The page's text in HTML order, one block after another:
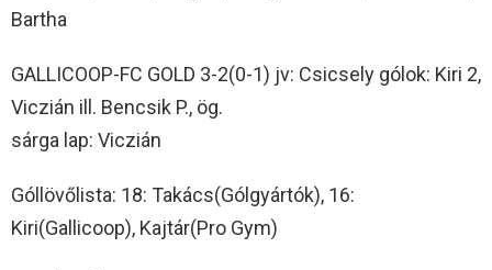
Bartha
GALLICOOP-FC GOLD 3-2(0-1) jv: Csicsely gólok: Kiri 2,
Viczián ill. Bencsik P., ög.
sárga lap: Viczián
Góllövőlista: 18: Takács(Gólgyártók), 16:
Kiri(Gallicoop), Kajtár(Pro Gym)